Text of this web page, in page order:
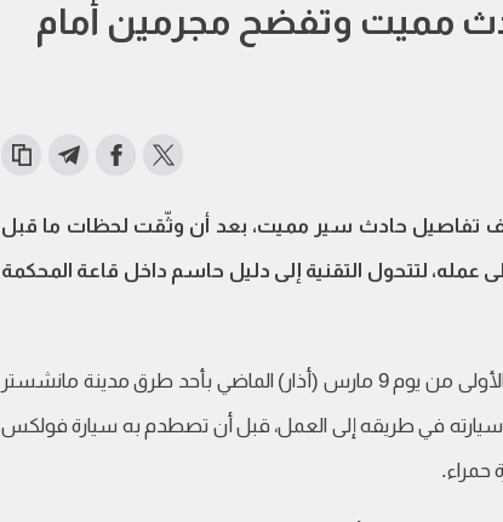
مميت وتفضح مجرمين أمام
تفاصيل حادث سير مميت، بعد أن وثّقت لحظات ما قبل
لتتحول التقنية إلى دليل حاسم داخل قاعة المحكمة
وفي التفاصيل، فقد وقعت الحادثة في ساعات الفجر الأولى من يوم 9 مارس (أذار) الماضي بأحد طرق مدينة مانشستر
كان سيلفستر أبيومي، 50 عاماً، يقود سيارته في طريقه إلى العمل، قبل أن تصطدم به سيارة فولكس